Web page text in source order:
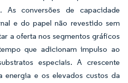
As conversões de capacidade
e do papel não revestido sem
a oferta nos segmentos gráficos
que adicionam impulso ao
especiais. A crescente
energia e os elevados custos da